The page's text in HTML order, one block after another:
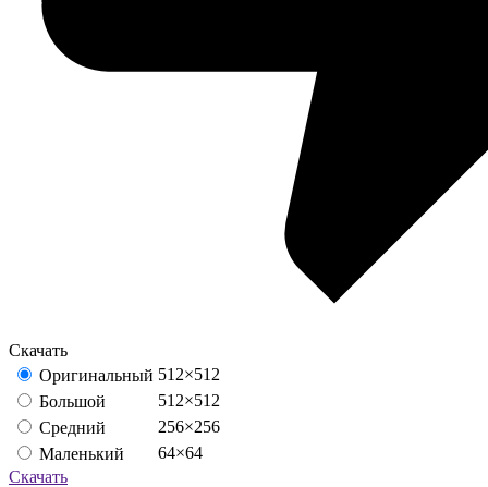
Скачать
Оригинальный 512×512
Большой
512×512
Средний
256×256
Маленький
64×64
Скачать